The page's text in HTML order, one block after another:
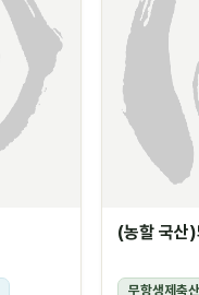
(농할 국산
무항생제축